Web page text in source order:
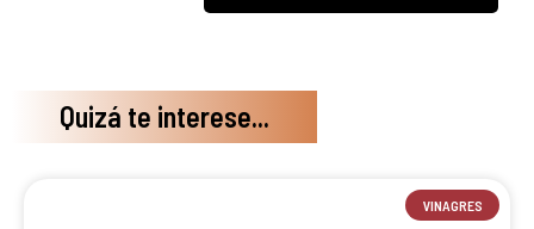
Quizá te interese...
VINAGRES